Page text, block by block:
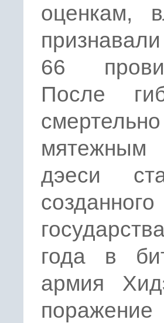
оценкам,
66
После
дэеси
года в
армия